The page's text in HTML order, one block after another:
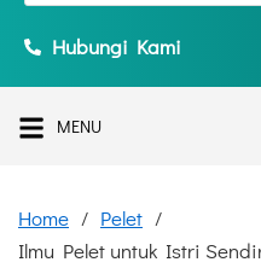
Hubungi Kami
MENU
Home
Pelet
Ilmu Pelet untuk Istri